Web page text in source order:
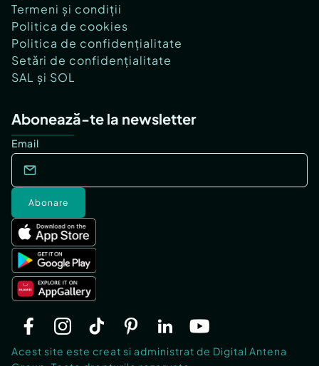
Termeni și condiții
Politica de cookies
Politica de confidențialitate
Setări de confidențialitate
SAL și SOL
Abonează-te la newsletter
Email
Abonare
Acest site este creat si administrat de Digital Antena